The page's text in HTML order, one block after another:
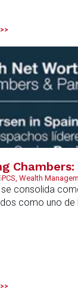
PCS, Wealth
consolida
como uno de